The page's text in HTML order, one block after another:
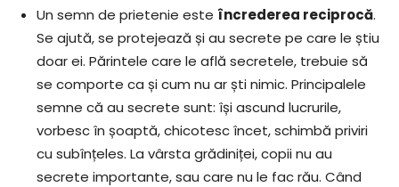
Un semn de prietenie este încrederea reciprocă.
Se ajută, se protejează și au secrete pe care le știu
doar ei. Părintele care le află secretele, trebuie să
se comporte ca și cum nu ar ști nimic. Principalele
semne că au secrete sunt: își ascund lucrurile,
vorbesc în șoaptă, chicotesc încet, schimbă priviri
cu subînțeles. La vârsta grădiniței, copii nu au
secrete importante, sau care nu le fac rău. Când